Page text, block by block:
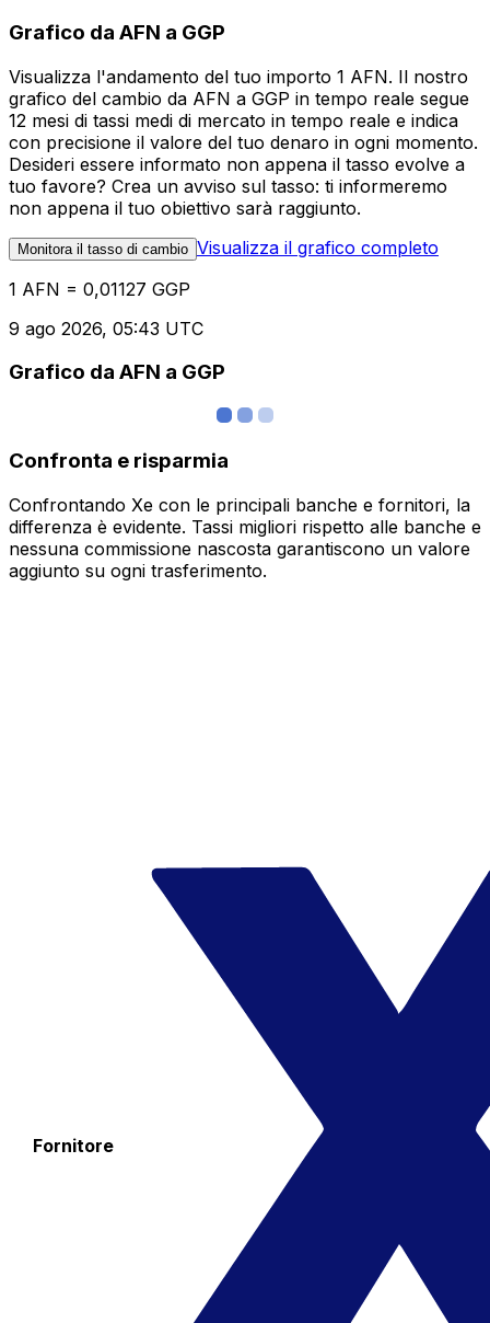
Grafico da AFN a GGP
Visualizza l'andamento del tuo importo 1 AFN. Il nostro
grafico del cambio da AFN a GGP in tempo reale segue
12 mesi di tassi medi di mercato in tempo reale e indica
con precisione il valore del tuo denaro in ogni momento.
Desideri essere informato non appena il tasso evolve a
tuo favore? Crea un avviso sul tasso: ti informeremo
non appena il tuo obiettivo sarà raggiunto.
Monitora il tasso di cambio Visualizza il grafico completo
1 AFN = 0,01127 GGP
9 ago 2026, 05:43 UTC
Grafico da AFN a GGP
Confronta e risparmia
Confrontando Xe con le principali banche e fornitori, la
differenza è evidente. Tassi migliori rispetto alle banche e
nessuna commissione nascosta garantiscono un valore
aggiunto su ogni trasferimento.
Fornitore